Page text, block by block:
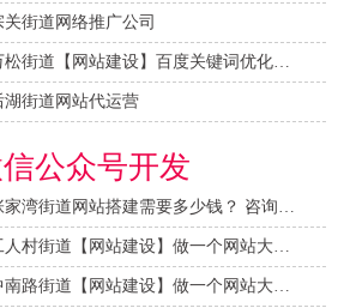
街道网络推广公司
街道网站代运营
公众号开发